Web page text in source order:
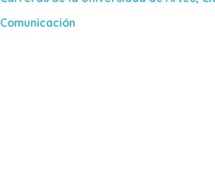
Comunicación